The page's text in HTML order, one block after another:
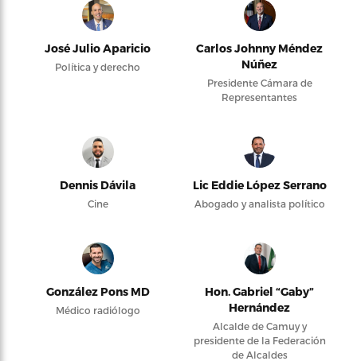
José Julio Aparicio
Política y derecho
Carlos Johnny Méndez
Núñez
Presidente Cámara de
Representantes
Dennis Dávila
Cine
Lic Eddie López Serrano
Abogado y analista político
González Pons MD
Médico radiólogo
Hon. Gabriel “Gaby”
Hernández
Alcalde de Camuy y
presidente de la Federación
de Alcaldes